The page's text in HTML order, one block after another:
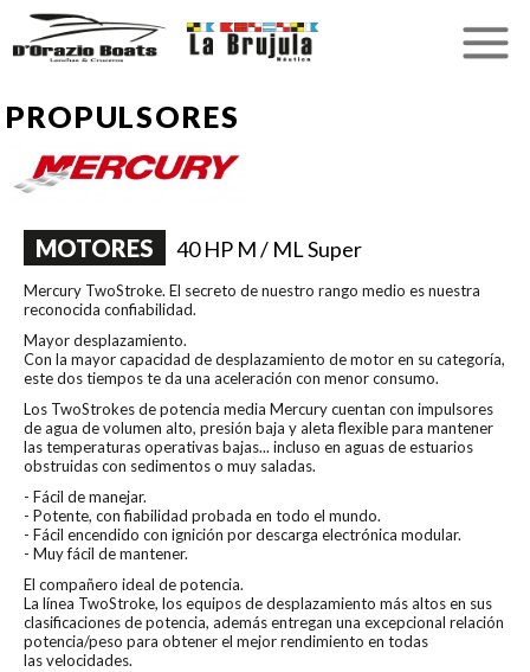
PROPULSORES
MOTORES 40 HP M / ML Super
Mercury TwoStroke. El secreto de nuestro rango medio es nuestra
reconocida confiabilidad.
Mayor desplazamiento.
Con la mayor capacidad de desplazamiento de motor en su categoría,
este dos tiempos te da una aceleración con menor consumo.
Los TwoStrokes de potencia media Mercury cuentan con impulsores
de agua de volumen alto, presión baja y aleta flexible para mantener
las temperaturas operativas bajas... incluso en aguas de estuarios
obstruidas con sedimentos o muy saladas.
- Fácil de manejar.
- Potente, con fiabilidad probada en todo el mundo.
- Fácil encendido con ignición por descarga electrónica modular.
- Muy fácil de mantener.
El compañero ideal de potencia.
La línea TwoStroke, los equipos de desplazamiento más altos en sus
clasificaciones de potencia, además entregan una excepcional relación
potencia/peso para obtener el mejor rendimiento en todas
las velocidades.